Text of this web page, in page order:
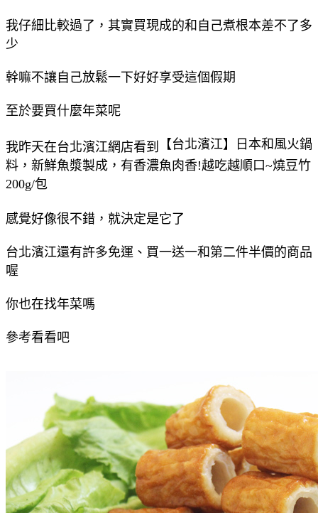
我仔細比較過了，其實買現成的和自己煮根本差不了多
少
幹嘛不讓自己放鬆一下好好享受這個假期
至於要買什麼年菜呢
我昨天在台北濱江網店看到
【台北濱江】日本和風火鍋
料，新鮮魚漿製成，有香濃魚肉香!越吃越順口~燒豆竹
200g/包
感覺好像很不錯，就決定是它了
台北濱江還有許多免運、買一送一和第二件半價的商品
喔
你也在找年菜嗎
參考看看吧